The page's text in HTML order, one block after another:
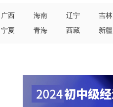
广西 海南 辽宁 吉林
宁夏 青海 西藏 新疆